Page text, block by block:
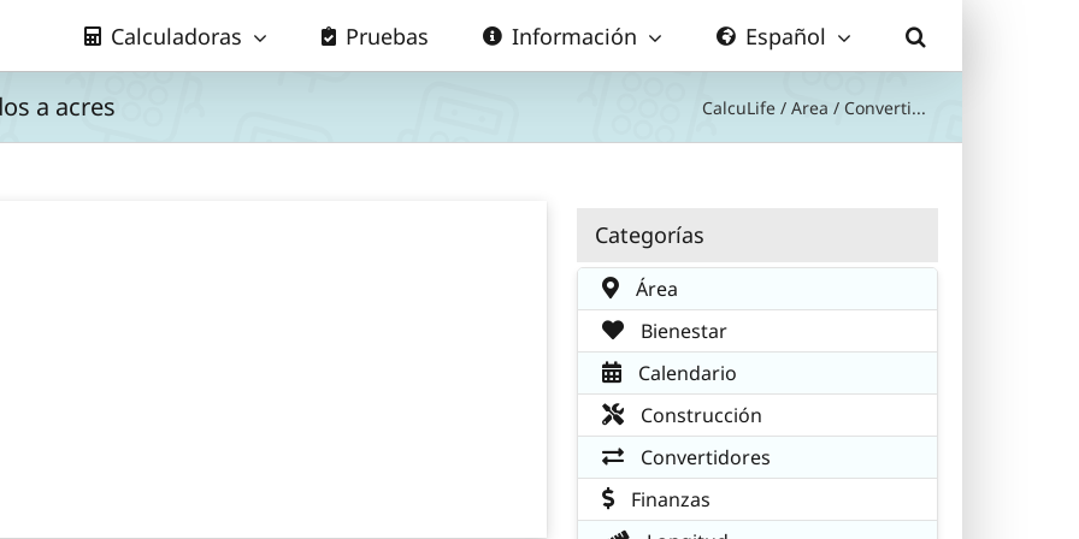
Calculadoras Pruebas Información Español
a acres CalcuLife / Area / Converti...
Categorías
Área
Bienestar
Calendario
Construcción
Convertidores
Finanzas